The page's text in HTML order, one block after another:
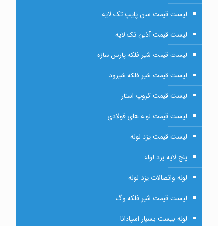
لیست قیمت سان پایپ تک لایه
لیست قیمت آذین تک لایه
لیست قیمت شیر فلکه پارس سازه
لیست قیمت شیر فلکه شیرود
لیست قیمت گروپ استار
لیست قیمت لوله های فولادی
لیست قیمت یزد لوله
پنج لایه یزد لوله
لوله واتصالات یزد لوله
لیست قیمت شیر فلکه وگ
لوله بیست بسپار اسپادانا